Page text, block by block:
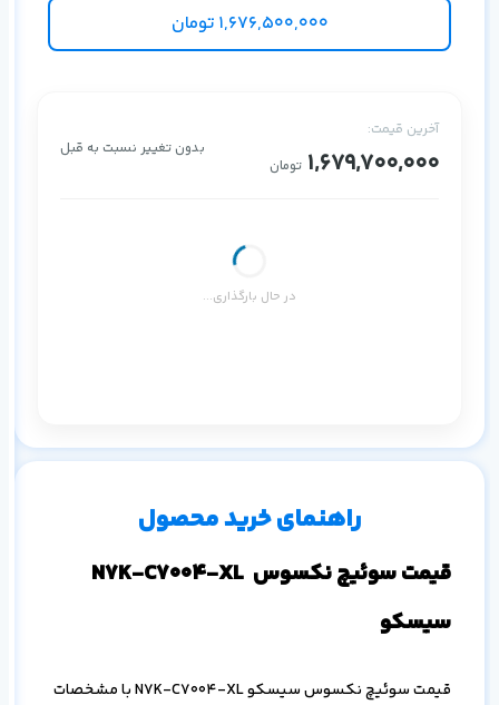
1,676,500,000 تومان
آخرین قیمت:
1,679,700,000 تومان
بدون تغییر نسبت به قبل
در حال بارگذاری...
۳ ماه ۶ ماه
راهنمای خرید محصول
قیمت سوئیچ نکسوس N7K-C7004-XL
سیسکو
قیمت سوئیچ نکسوس سیسکو N7K-C7004-XL با مشخصات